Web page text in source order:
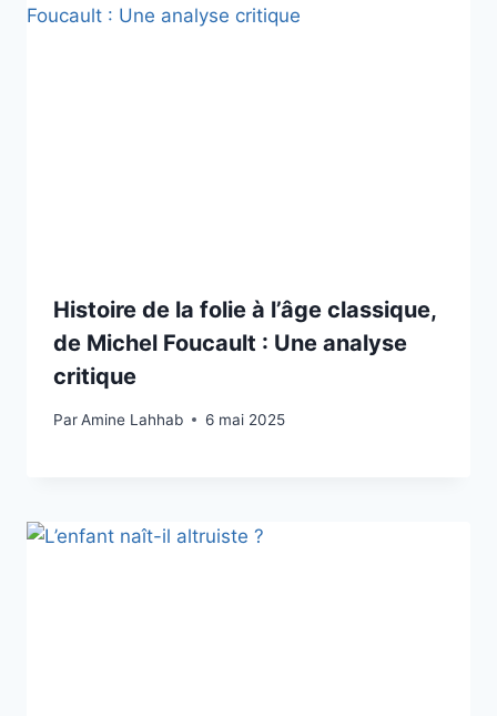
Histoire de la folie à l’âge classique,
de Michel Foucault : Une analyse
critique
ParAmine Lahhab 6 mai 2025